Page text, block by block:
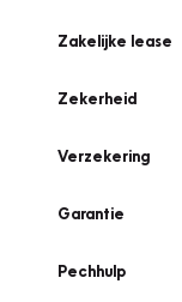
Zakelijke lease
Zekerheid
Verzekering
Garantie
Pechhulp